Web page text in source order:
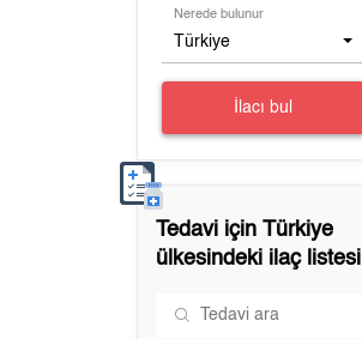
Nerede bulunur
Türkiye
İlacı bul
Tedavi içinTürkiye
ülkesindeki ilaç listesi